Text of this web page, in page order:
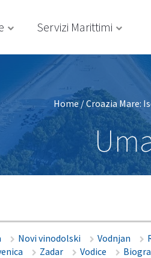
Servizi Marittimi
Home/Croazia Mare:
Novi vinodolski Vodnjan
Zadar Vodice